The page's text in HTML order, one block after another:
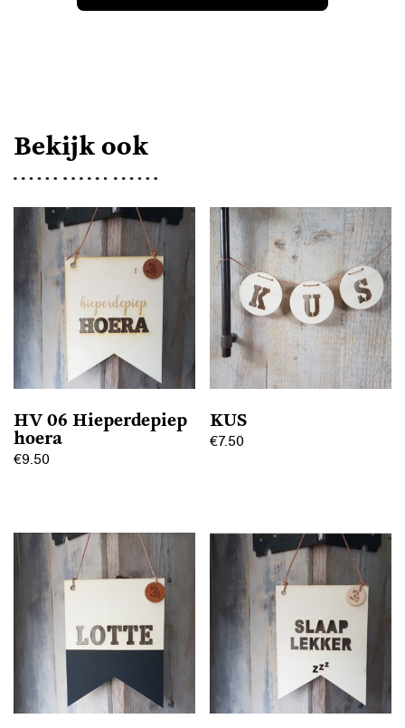
Bekijk ook
HV 06 Hieperdepiep
hoera
€9.50
KUS
€7.50
meerdere
gekozen
worden
op